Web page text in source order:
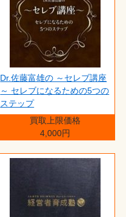
Dr.佐藤富雄の ～セレブ講座
～ セレブになるための5つの
ステップ
買取上限価格
4,000円